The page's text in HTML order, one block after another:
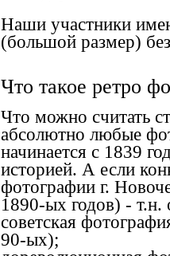
Наши участники
(большой размер)
Что такое ретро
Что можно считать
абсолютно любые
начинается с 1839
историей. А если
фотографии г.
1890-ых годов) - т.н.
советская
90-ых);